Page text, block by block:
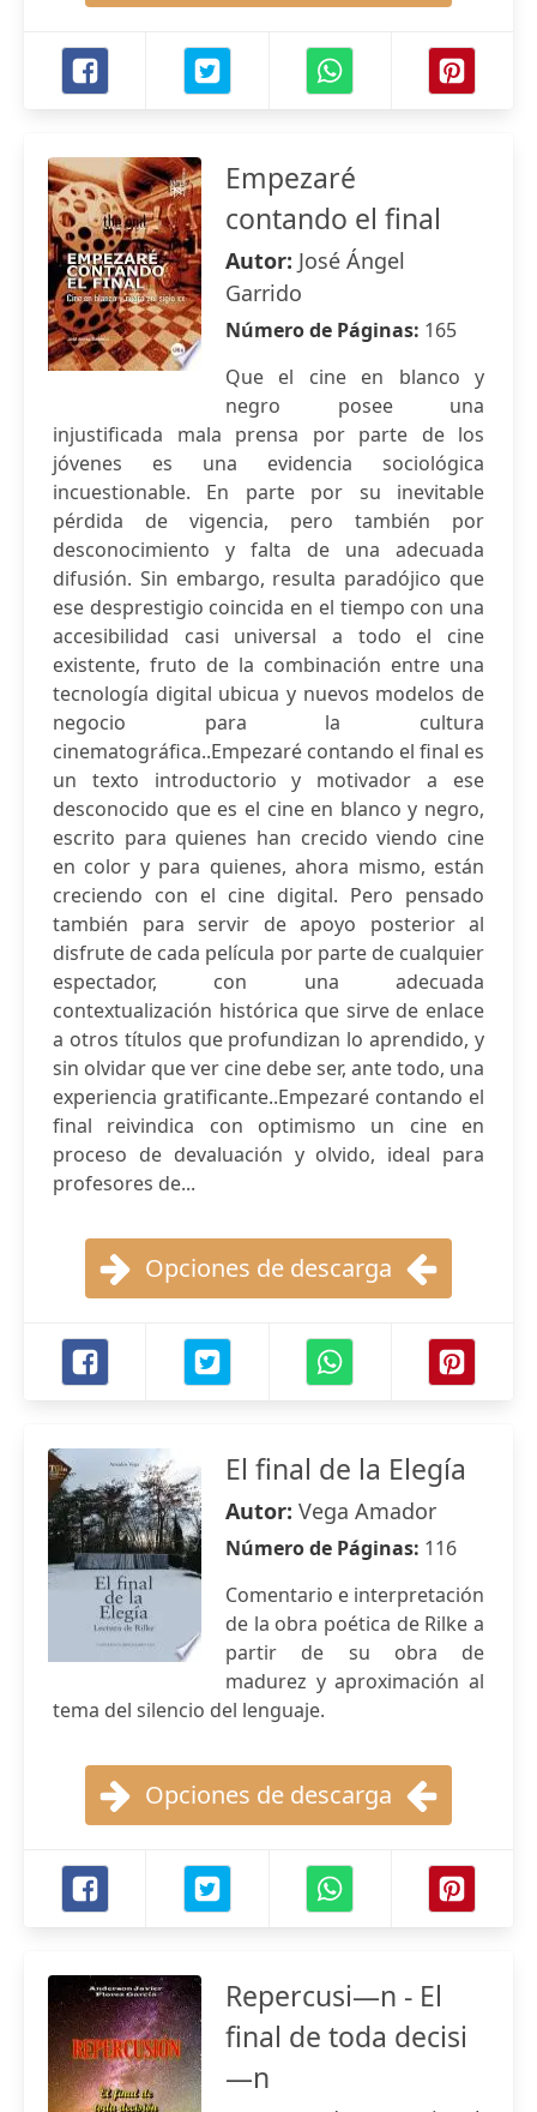
Empezaré
contando el final
Autor: José Ángel
Garrido
Número de Páginas: 165
Que el cine en blanco y
negro posee una
injustificada mala prensa por parte de los
jóvenes es una evidencia sociológica
incuestionable. En parte por su inevitable
pérdida de vigencia, pero también por
desconocimiento y falta de una adecuada
difusión. Sin embargo, resulta paradójico que
ese desprestigio coincida en el tiempo con una
accesibilidad casi universal a todo el cine
existente, fruto de la combinación entre una
tecnología digital ubicua y nuevos modelos de
negocio para la cultura
cinematográfica..Empezaré contando el final es
un texto introductorio y motivador a ese
desconocido que es el cine en blanco y negro,
escrito para quienes han crecido viendo cine
en color y para quienes, ahora mismo, están
creciendo con el cine digital. Pero pensado
también para servir de apoyo posterior al
disfrute de cada película por parte de cualquier
espectador, con una adecuada
contextualización histórica que sirve de enlace
a otros títulos que profundizan lo aprendido, y
sin olvidar que ver cine debe ser, ante todo, una
experiencia gratificante..Empezaré contando el
final reivindica con optimismo un cine en
proceso de devaluación y olvido, ideal para
profesores de...
Opciones de descarga
El final de la Elegía
Autor: Vega Amador
Número de Páginas: 116
Comentario e interpretación
de la obra poética de Rilke a
partir de su obra de
madurez y aproximación al
tema del silencio del lenguaje.
Opciones de descarga
Repercusi—n - El
final de toda decisi
—n